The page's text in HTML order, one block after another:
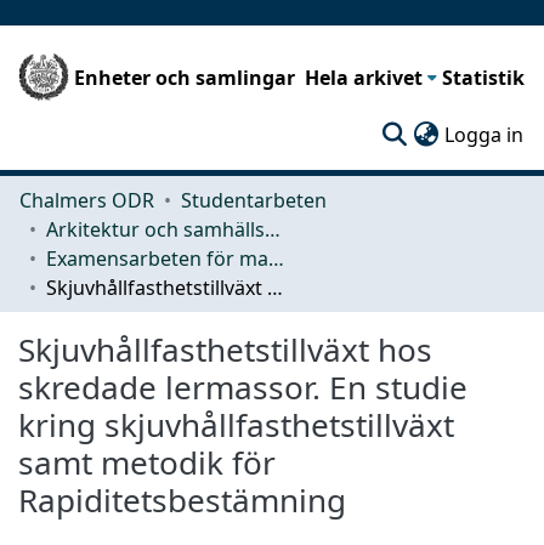
Enheter och samlingar Hela arkivet Statistik
Logga in
Chalmers ODR
Studentarbeten
Arkitektur och samhällsbyggnadsteknik (ACE)
Examensarbeten för masterexamen
Skjuvhållfasthetstillväxt hos skredade lermassor. En studie kring skjuvhållfasthetstillväxt samt metodik för Rapiditetsbestämning
Skjuvhållfasthetstillväxt hos
skredade lermassor. En studie
kring skjuvhållfasthetstillväxt
samt metodik för
Rapiditetsbestämning